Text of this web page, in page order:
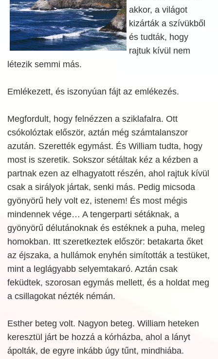
akkor, a világot
kizárták a szívükből
és tudták, hogy
rajtuk kívül nem
létezik semmi más.
Emlékezett, és iszonyúan fájt az emlékezés.
Megfordult, hogy felnézzen a sziklafalra. Ott
csókolóztak először, aztán még számtalanszor
azután. Szerették egymást. És William tudta, hogy
most is szeretik. Sokszor sétáltak kéz a kézben a
partnak ezen az elhagyatott részén, ahol rajtuk kívül
csak a sirályok jártak, senki más. Pedig micsoda
gyönyörű hely volt ez, istenem! És most mégis
mindennek vége… A tengerparti sétáknak, a
gyönyörű délutánoknak és estéknek a puha, meleg
homokban. Itt szeretkeztek először: betakarta őket
az éjszaka, a hullámok enyhén simították a testüket,
mint a leglágyabb selyemtakaró. Aztán csak
feküdtek, szorosan egymás mellett, és a holdat meg
a csillagokat nézték némán.
Esther beteg volt. Nagyon beteg. William heteken
keresztül járt be hozzá a kórházba, ahol a lányt
ápolták, de egyre inkább úgy tűnt, mindhiába.